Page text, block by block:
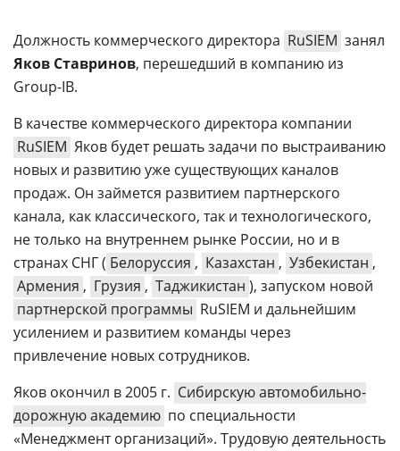
Техника
ТВ
Об
издании
Реклама
Вакансии
Контакты
Max
Telegram
Rutube
Должность коммерческого директора RuSIEM занял
Яков Ставринов, перешедший в компанию из
Group-IB.
В качестве коммерческого директора компании
RuSIEM Яков будет решать задачи по выстраиванию
новых и развитию уже существующих каналов
продаж. Он займется развитием партнерского
канала, как классического, так и технологического,
не только на внутреннем рынке России, но и в
странах СНГ ( Белоруссия , Казахстан , Узбекистан ,
Армения , Грузия , Таджикистан ), запуском новой
партнерской программы RuSIEM и дальнейшим
усилением и развитием команды через
привлечение новых сотрудников.
Яков окончил в 2005 г. Сибирскую автомобильно-
дорожную академию по специальности
«Менеджмент организаций». Трудовую деятельность